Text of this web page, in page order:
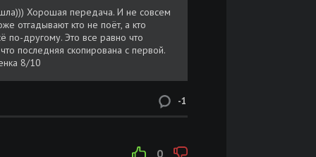
Размер: 468 MB Скачать
Скачать
Хорошая передача. И не совсем
отгадывают кто не поёт, а кто
по-другому. Это все равно что
последняя скопирована с первой.
8/10
-1
0